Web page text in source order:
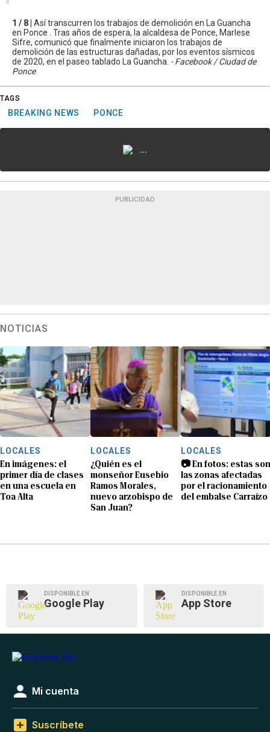
1 / 8 | Así transcurren los trabajos de demolición en La Guancha
en Ponce . Tras años de espera, la alcaldesa de Ponce, Marlese
Sifre, comunicó que finalmente iniciaron los trabajos de
demolición de las estructuras dañadas, por los eventos sísmicos
de 2020, en el paseo tablado La Guancha. - Facebook / Ciudad de
Ponce
TAGS
BREAKING NEWS PONCE
...
PUBLICIDAD
NOTICIAS
LOCALES
En imágenes: el
primer día de clases
en una escuela en
Toa Alta
LOCALES
¿Quién es el
monseñor Eusebio
Ramos Morales,
nuevo arzobispo de
San Juan?
LOCALES
📷 En fotos: estas son
las zonas afectadas
por el racionamiento
del embalse Carraízo
DISPONIBLE EN
Google Play
DISPONIBLE EN
App Store
Mi cuenta
Suscríbete